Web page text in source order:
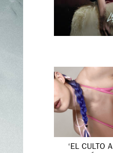
‘EL CULTO